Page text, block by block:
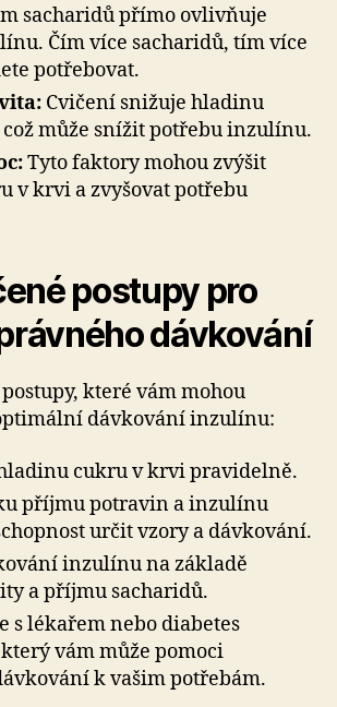
sacharidů přímo ovlivňuje
Čím více sacharidů, tím více
potřebovat.
Cvičení snižuje hladinu
může snížit potřebu inzulínu.
Tyto faktory mohou zvýšit
v krvi a zvyšovat potřebu
postupy pro
dávkování
které vám mohou
dávkování inzulínu:
cukru v krvi pravidelně.
příjmu potravin a inzulínu
určit vzory a dávkování.
inzulínu na základě
a příjmu sacharidů.
s lékařem nebo diabetes
vám může pomoci
k vašim potřebám.